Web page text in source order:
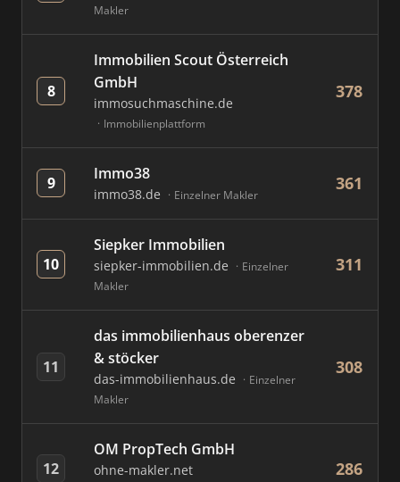
Makler
8
Immobilien Scout Österreich
GmbH
immosuchmaschine.de
Immobilienplattform
378
9 Immo38
immo38.de Einzelner Makler
361
10
Siepker Immobilien
siepker-immobilien.de
Einzelner
Makler
311
11
das immobilienhaus oberenzer
& stöcker
das-immobilienhaus.de
Einzelner
Makler
308
12
OM PropTech GmbH
ohne-makler.net 286